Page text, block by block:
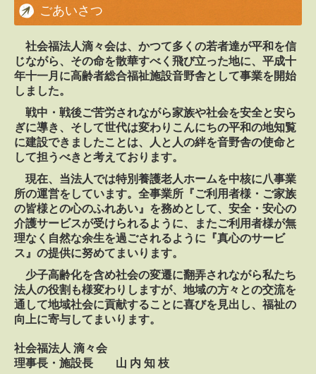
デイサービスセンター
ヘルパーステーション
グループホーム
施設行事
特別養護老人ホーム
ショートステイ
ケアハウス
ケアプランセンター
デイサービスセンター
ヘルパーステーション
グループホーム
ごあいさつ
社会福法人滴々会は、 かつて多くの若者達が平和を信
じながら、その命を散華すべく飛び立った地に、平成十
年十一月に高齢者総合福祉施設音野舎として事業を開始
しました。
戦中・戦後ご苦労されながら家族や社会を安全と安ら
ぎに導き、そして世代は変わりこんにちの平和の地知覧
に建設できましたことは、人と人の絆を音野舎の使命と
して担うべきと考えております。
現在、当法人では特別養護老人ホームを中核に八事業
所の運営をしています。全事業所『ご利用者様・ご家族
の皆様との心のふれあい』を務めとして、安全・安心の
介護サービスが受けられるように、またご利用者様が無
理なく自然な余生を過ごされるように『真心のサービ
ス』の提供に努めてまいります。
少子高齢化を含め社会の変遷に翻弄されながら私たち
法人の役割も様変わりしますが、地域の方々との交流を
通して地域社会に貢献することに喜びを見出し、福祉の
向上に寄与してまいります。
社会福法人 滴々会
理事長・施設長 山 内 知 枝